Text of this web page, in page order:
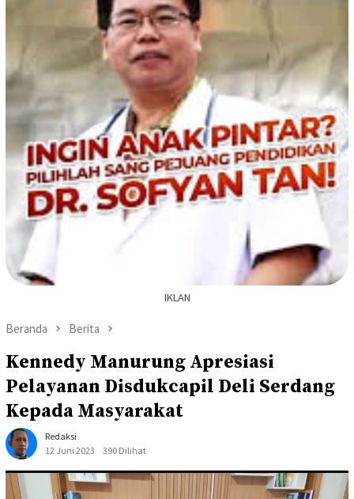
IKLAN
Beranda Berita
Kennedy Manurung Apresiasi
Pelayanan Disdukcapil Deli Serdang
Kepada Masyarakat
Redaksi
12 Juni 2023
390 Dilihat